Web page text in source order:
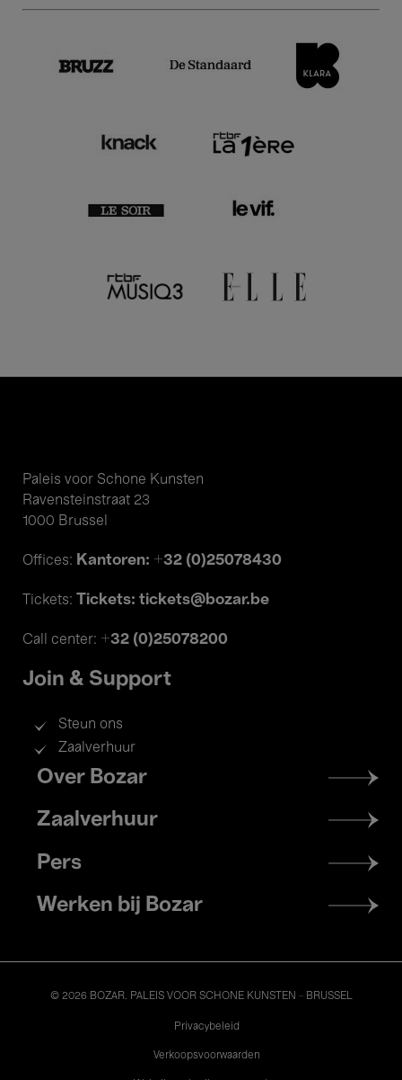
Paleis voor Schone Kunsten
Ravensteinstraat 23
1000 Brussel
Offices: Kantoren: +32 (0)25078430
Tickets: Tickets: tickets@bozar.be
Call center: +32 (0)25078200
Join & Support
Steun ons
Zaalverhuur
Footer
menu
Over Bozar
Zaalverhuur
Pers
Werken bij Bozar
© 2026 BOZAR. PALEIS VOOR SCHONE KUNSTEN - BRUSSEL
Privacybeleid
Verkoopsvoorwaarden